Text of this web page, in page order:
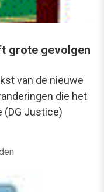
grote gevolgen
van de nieuwe
die het
(DG Justice)